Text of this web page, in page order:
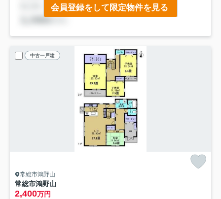
会員登録をして限定物件を見る
中古一戸建
常総市鴻野山
常総市鴻野山
2,400万円